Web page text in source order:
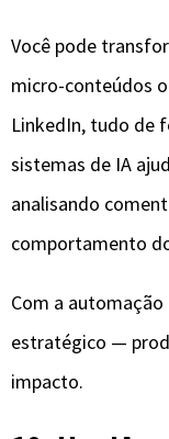
Você pode
micro-conteúdos
LinkedIn, tudo de
sistemas de IA
analisando
comportamento
Com a
estratégico —
impacto.